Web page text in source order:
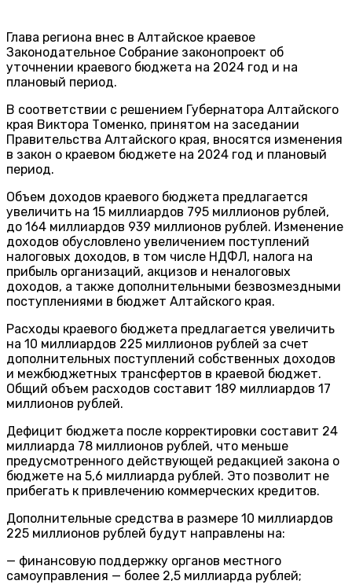
Глава региона внес в Алтайское краевое
Законодательное Собрание законопроект об
уточнении краевого бюджета на 2024 год и на
плановый период.
В соответствии с решением Губернатора Алтайского
края Виктора Томенко, принятом на заседании
Правительства Алтайского края, вносятся изменения
в закон о краевом бюджете на 2024 год и плановый
период.
Объем доходов краевого бюджета предлагается
увеличить на 15 миллиардов 795 миллионов рублей,
до 164 миллиардов 939 миллионов рублей. Изменение
доходов обусловлено увеличением поступлений
налоговых доходов, в том числе НДФЛ, налога на
прибыль организаций, акцизов и неналоговых
доходов, а также дополнительными безвозмездными
поступлениями в бюджет Алтайского края.
Расходы краевого бюджета предлагается увеличить
на 10 миллиардов 225 миллионов рублей за счет
дополнительных поступлений собственных доходов
и межбюджетных трансфертов в краевой бюджет.
Общий объем расходов составит 189 миллиардов 17
миллионов рублей.
Дефицит бюджета после корректировки составит 24
миллиарда 78 миллионов рублей, что меньше
предусмотренного действующей редакцией закона о
бюджете на 5,6 миллиарда рублей. Это позволит не
прибегать к привлечению коммерческих кредитов.
Дополнительные средства в размере 10 миллиардов
225 миллионов рублей будут направлены на:
— финансовую поддержку органов местного
самоуправления — более 2,5 миллиарда рублей;